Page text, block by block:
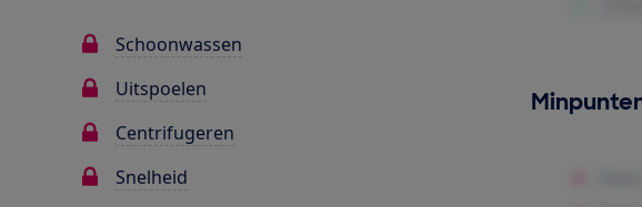
Schoonwassen
Uitspoelen
Centrifugeren
Snelheid